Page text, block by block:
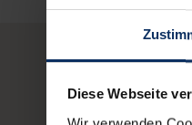
Diese Webseite